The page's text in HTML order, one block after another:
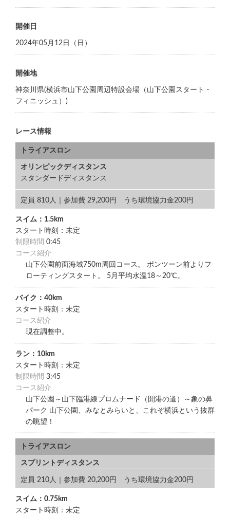
開催日
2024年05月12日（日）
開催地
神奈川県(横浜市山下公園周辺特設会場（山下公園スタート・
フィニッシュ）)
レース情報
トライアスロン
オリンピックディスタンス
スタンダードディスタンス
定員 810人｜参加費 29,200円 うち環境協力金200円
スイム：1.5km
スタート時刻：未定
制限時間 0:45
コース紹介
山下公園前面海域750m周回コース。 ポンツーン前よりフ
ローティングスタート。 5月平均水温18～20℃。
バイク：40km
スタート時刻：未定
コース紹介
現在調整中。
ラン：10km
スタート時刻：未定
制限時間 3:45
コース紹介
山下公園～山下臨港線プロムナード（開港の道）～象の鼻
パーク 山下公園、みなとみらいと、これぞ横浜という抜群
の眺望！
トライアスロン
スプリントディスタンス
定員 210人｜参加費 20,200円 うち環境協力金200円
スイム：0.75km
スタート時刻：未定